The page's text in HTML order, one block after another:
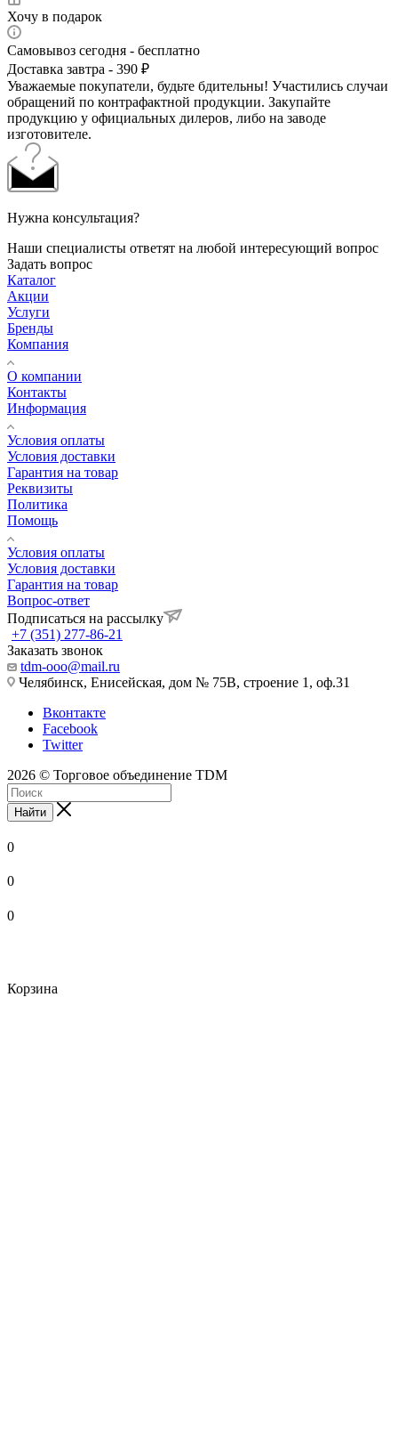
Хочу в подарок
Самовывоз сегодня - бесплатно
Доставка завтра - 390 ₽
Уважаемые покупатели, будьте бдительны! Участились случаи
обращений по контрафактной продукции. Закупайте
продукцию у официальных дилеров, либо на заводе
изготовителе.
Нужна консультация?
Наши специалисты ответят на любой интересующий вопрос
Задать вопрос
Каталог
Акции
Услуги
Бренды
Компания
О компании
Контакты
Информация
Условия оплаты
Условия доставки
Гарантия на товар
Реквизиты
Политика
Помощь
Условия оплаты
Условия доставки
Гарантия на товар
Вопрос-ответ
Подписаться на рассылку
+7 (351) 277-86-21
Заказать звонок
tdm-ooo@mail.ru
Челябинск, Енисейская, дом № 75В, строение 1, оф.31
Вконтакте
Facebook
Twitter
2026 © Торговое объединение TDM
Найти
0
0
0
Корзина